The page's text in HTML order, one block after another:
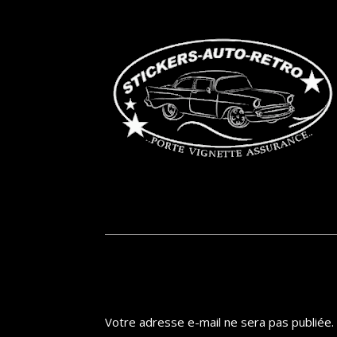
Votre adresse e-mail ne sera pas publiée.